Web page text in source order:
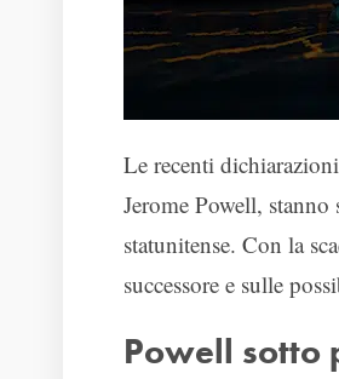
Le recenti
Jerome Powell,
statunitense. Con la
successore e sulle
Powell sotto